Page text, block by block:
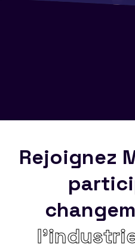
Rejoignez